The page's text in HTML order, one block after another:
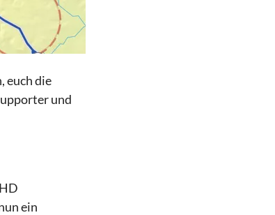
euch die
und
ein